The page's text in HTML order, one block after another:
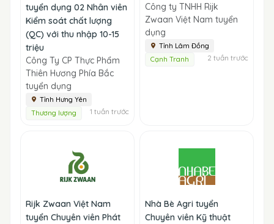
tuyển dụng 02 Nhân viên
Kiểm soát chất lượng
(QC) với thu nhập 10-15
triệu
Công Ty CP Thực Phẩm
Thiên Hương Phía Bắc
tuyển dụng
Tỉnh Hưng Yên
Thương lượng
1 tuần trước
Công ty TNHH Rijk
Zwaan Việt Nam tuyển
dụng
Tỉnh Lâm Đồng
Cạnh Tranh
2 tuần trước
Rijk Zwaan Việt Nam
tuyển Chuyên viên Phát
Nhà Bè Agri tuyển
Chuyên viên Kỹ thuật